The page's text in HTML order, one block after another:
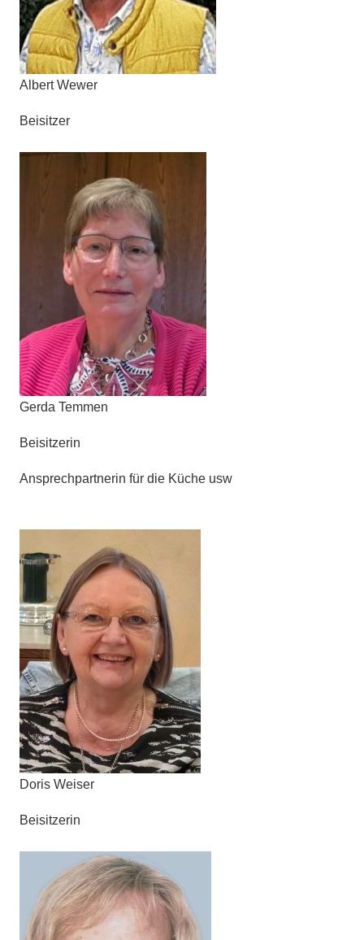
Albert Wewer
Beisitzer
Gerda Temmen
Beisitzerin
Ansprechpartnerin für die Küche usw
Doris Weiser
Beisitzerin